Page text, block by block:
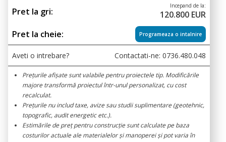
Pret la gri:
Incepand de la:
120.800 EUR
Pret la cheie:
Programeaza o intalnire
Aveti o intrebare? Contactati-ne: 0736.480.048
Prețurile afișate sunt valabile pentru proiectele tip. Modificările
majore transformă proiectul într-unul personalizat, cu cost
recalculat.
Prețurile nu includ taxe, avize sau studii suplimentare (geotehnic,
topografic, audit energetic etc.).
Estimările de preț pentru construcție sunt calculate pe baza
costurilor actuale ale materialelor și manoperei și pot varia în